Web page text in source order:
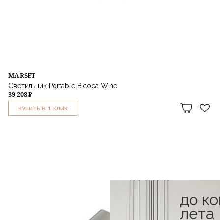
MARSET
Светильник Portable Bicoca Wine
39 208 ₽
КУПИТЬ В 1 КЛИК
до
лета